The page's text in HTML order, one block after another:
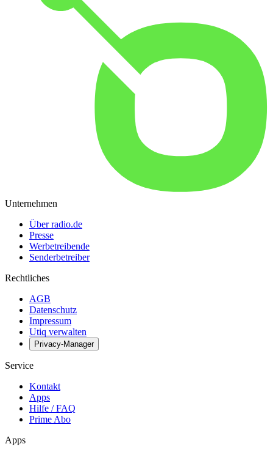
Unternehmen
Über radio.de
Presse
Werbetreibende
Senderbetreiber
Rechtliches
AGB
Datenschutz
Impressum
Utiq verwalten
Privacy-Manager
Service
Kontakt
Apps
Hilfe / FAQ
Prime Abo
Apps